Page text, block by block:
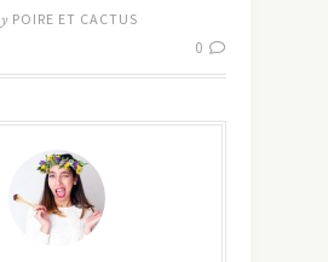
POIRE ET CACTUS
0